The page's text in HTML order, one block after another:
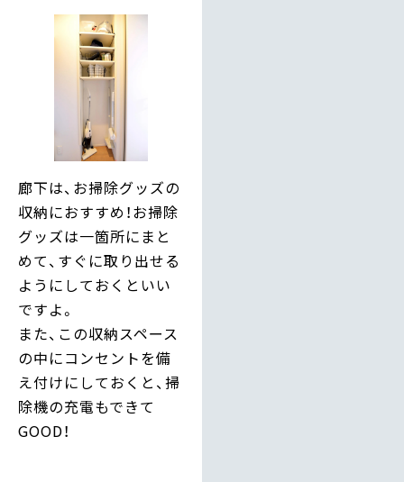
廊下は、お掃除グッズの
収納におすすめ！お掃除
グッズは一箇所にまと
めて、すぐに取り出せる
ようにしておくといい
ですよ。
また、この収納スペース
の中にコンセントを備
え付けにしておくと、掃
除機の充電もできて
GOOD！